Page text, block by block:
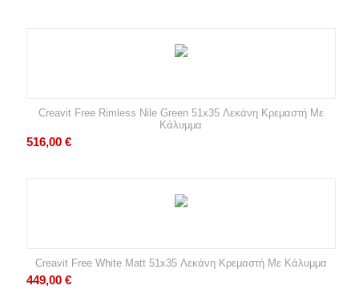
Creavit Free Rimless Nile Green 51x35 Λεκάνη Κρεμαστή Με
Κάλυμμα
516,00 €
Creavit Free White Matt 51x35 Λεκάνη Κρεμαστή Με Κάλυμμα
449,00 €